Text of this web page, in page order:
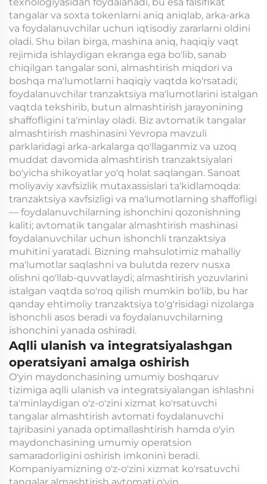
tangalar va soxta tokenlarni aniq aniqlab, arka-arka
va foydalanuvchilar uchun iqtisodiy zararlarni oldini
oladi. Shu bilan birga, mashina aniq, haqiqiy vaqt
rejimida ishlaydigan ekranga ega bo'lib, sanab
chiqilgan tangalar soni, almashtirish miqdori va
boshqa ma'lumotlarni haqiqiy vaqtda ko'rsatadi;
foydalanuvchilar tranzaktsiya ma'lumotlarini istalgan
vaqtda tekshirib, butun almashtirish jarayonining
shaffofligini ta'minlay oladi. Biz avtomatik tangalar
almashtirish mashinasini Yevropa mavzuli
parklaridagi arka-arkalarga qo'llaganmiz va uzoq
muddat davomida almashtirish tranzaktsiyalari
bo'yicha shikoyatlar yo'q holat saqlangan. Sanoat
moliyaviy xavfsizlik mutaxassislari ta'kidlamoqda:
tranzaktsiya xavfsizligi va ma'lumotlarning shaffofligi
— foydalanuvchilarning ishonchini qozonishning
kaliti; avtomatik tangalar almashtirish mashinasi
foydalanuvchilar uchun ishonchli tranzaktsiya
muhitini yaratadi. Bizning mahsulotimiz mahalliy
ma'lumotlar saqlashni va bulutda rezerv nusxa
olishni qo'llab-quvvatlaydi; almashtirish yozuvlarini
istalgan vaqtda so'roq qilish mumkin bo'lib, bu har
qanday ehtimoliy tranzaktsiya to'g'risidagi nizolarga
ishonchli asos beradi va foydalanuvchilarning
ishonchini yanada oshiradi.
Aqlli ulanish va integratsiyalashgan
operatsiyani amalga oshirish
O'yin maydonchasining umumiy boshqaruv
tizimiga aqlli ulanish va integratsiyalangan ishlashni
ta'minlaydigan o'z-o'zini xizmat ko'rsatuvchi
tangalar almashtirish avtomati foydalanuvchi
tajribasini yanada optimallashtirish hamda o'yin
maydonchasining umumiy operatsion
samaradorligini oshirish imkonini beradi.
Kompaniyamizning o'z-o'zini xizmat ko'rsatuvchi